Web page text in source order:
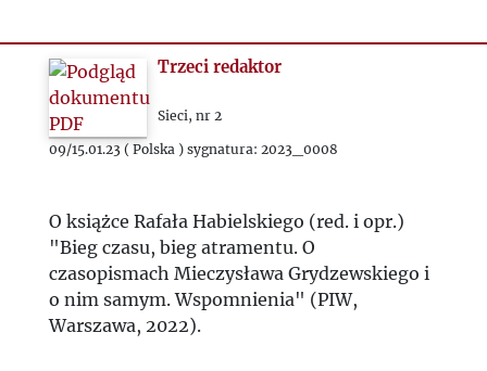
Trzeci redaktor
Sieci, nr 2
09/15.01.23 ( Polska ) sygnatura: 2023_0008
O książce Rafała Habielskiego (red. i opr.)
"Bieg czasu, bieg atramentu. O
czasopismach Mieczysława Grydzewskiego i
o nim samym. Wspomnienia" (PIW,
Warszawa, 2022).